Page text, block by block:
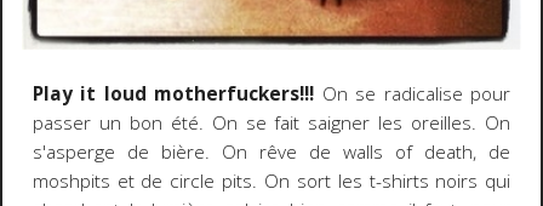
Play it loud motherfuckers!!! On se radicalise pour
passer un bon été. On se fait saigner les oreilles. On
s'asperge de bière. On rêve de walls of death, de
moshpits et de circle pits. On sort les t-shirts noirs qui